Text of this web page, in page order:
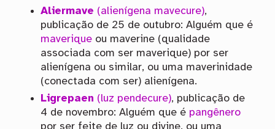
Aliermave (alienígena mavecure),
publicação de 25 de outubro: Alguém que é
maveriqueou maverine (qualidade
associada com ser maverique) por ser
alienígena ou similar, ou uma maverinidade
(conectada com ser) alienígena.
Ligrepaen (luz pendecure), publicação de
4 de novembro: Alguém que é pangênero
por ser feite de luz ou divine, ou uma